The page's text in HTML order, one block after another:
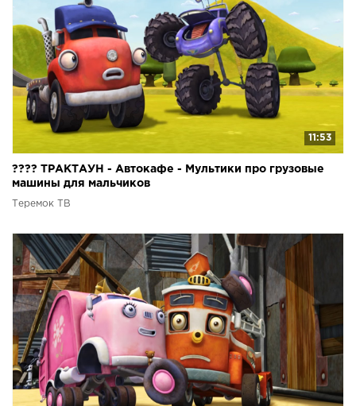
11:53
???? ТРАКТАУН - Автокафе - Мультики про грузовые
машины для мальчиков
Теремок ТВ